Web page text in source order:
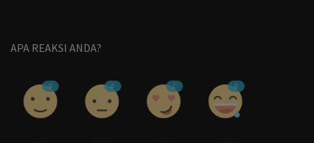
APA REAKSI ANDA?
0 0 1 0